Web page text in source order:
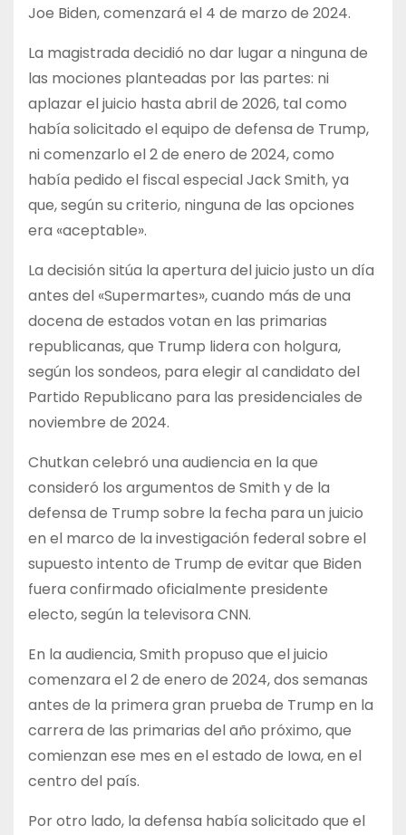
Joe Biden, comenzará el 4 de marzo de 2024.
La magistrada decidió no dar lugar a ninguna de
las mociones planteadas por las partes: ni
aplazar el juicio hasta abril de 2026, tal como
había solicitado el equipo de defensa de Trump,
ni comenzarlo el 2 de enero de 2024, como
había pedido el fiscal especial Jack Smith, ya
que, según su criterio, ninguna de las opciones
era «aceptable».
La decisión sitúa la apertura del juicio justo un día
antes del «Supermartes», cuando más de una
docena de estados votan en las primarias
republicanas, que Trump lidera con holgura,
según los sondeos, para elegir al candidato del
Partido Republicano para las presidenciales de
noviembre de 2024.
Chutkan celebró una audiencia en la que
consideró los argumentos de Smith y de la
defensa de Trump sobre la fecha para un juicio
en el marco de la investigación federal sobre el
supuesto intento de Trump de evitar que Biden
fuera confirmado oficialmente presidente
electo, según la televisora CNN.
En la audiencia, Smith propuso que el juicio
comenzara el 2 de enero de 2024, dos semanas
antes de la primera gran prueba de Trump en la
carrera de las primarias del año próximo, que
comienzan ese mes en el estado de Iowa, en el
centro del país.
Por otro lado, la defensa había solicitado que el